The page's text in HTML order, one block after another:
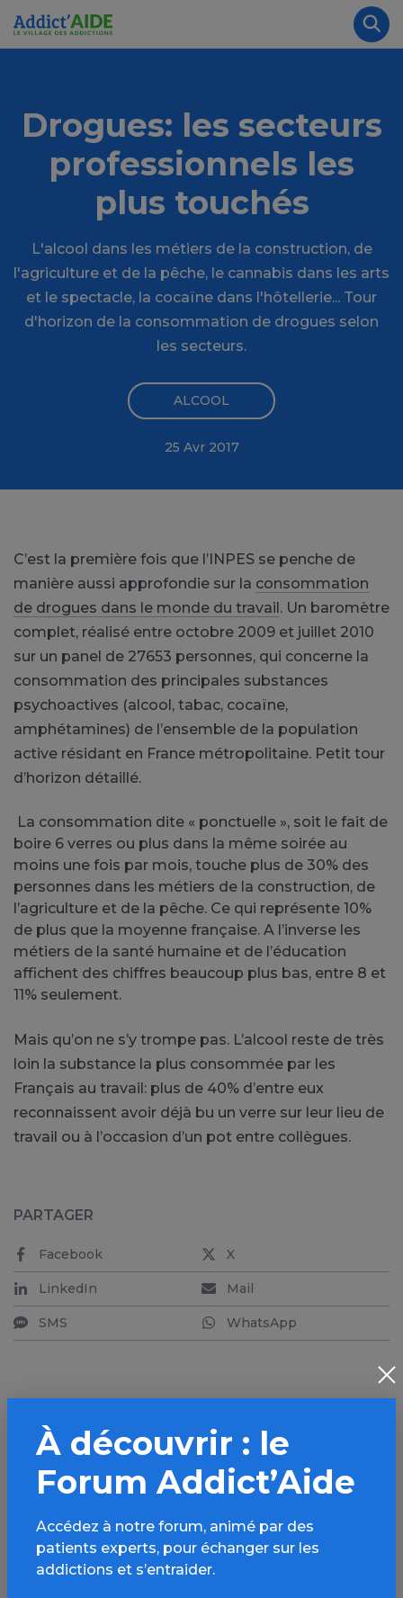
Aller au contenu principal
Drogues: les secteurs
professionnels les
plus touchés
L'alcool dans les métiers de la construction, de
l'agriculture et de la pêche, le cannabis dans les arts
et le spectacle, la cocaïne dans l'hôtellerie... Tour
d'horizon de la consommation de drogues selon
les secteurs.
ALCOOL
25 Avr 2017
C’est la première fois que l’INPES se penche de
manière aussi approfondie sur la consommation
de drogues dans le monde du travail. Un baromètre
complet, réalisé entre octobre 2009 et juillet 2010
sur un panel de 27653 personnes, qui concerne la
consommation des principales substances
psychoactives (alcool, tabac, cocaïne,
amphétamines) de l’ensemble de la population
active résidant en France métropolitaine. Petit tour
d’horizon détaillé.
La consommation dite « ponctuelle », soit le fait de
boire 6 verres ou plus dans la même soirée au
moins une fois par mois, touche plus de 30% des
personnes dans les métiers de la construction, de
l’agriculture et de la pêche. Ce qui représente 10%
de plus que la moyenne française. A l’inverse les
métiers de la santé humaine et de l’éducation
affichent des chiffres beaucoup plus bas, entre 8 et
11% seulement.
Mais qu’on ne s’y trompe pas. L’alcool reste de très
loin la substance la plus consommée par les
Français au travail: plus de 40% d’entre eux
reconnaissent avoir déjà bu un verre sur leur lieu de
travail ou à l’occasion d’un pot entre collègues.
PARTAGER
Facebook X
LinkedIn Mail
SMS WhatsApp
Aller plus loin sur
l’espace Alcool
bonnes pratiques, FAQ, annuaires,
ressources, actualités...
À découvrir : le
Forum Addict’Aide
Accédez à notre forum, animé par des
patients experts, pour échanger sur les
addictions et s’entraider.
Panneau de gestion des cookies